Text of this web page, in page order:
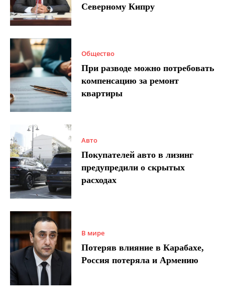
Северному Кипру
Общество
При разводе можно потребовать
компенсацию за ремонт
квартиры
Авто
Покупателей авто в лизинг
предупредили о скрытых
расходах
В мире
Потеряв влияние в Карабахе,
Россия потеряла и Армению